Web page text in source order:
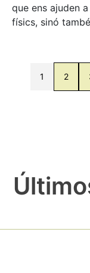
que ens ajuden
físics, sinó
1 2